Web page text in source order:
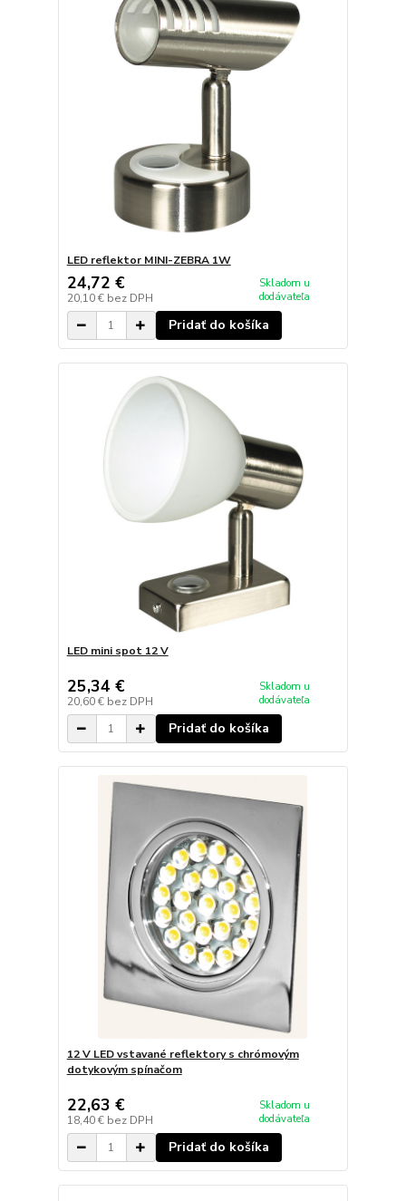
LED reflektor MINI-ZEBRA 1W
24,72 €
20,10 € bez DPH
Skladom u
dodávateľa
Pridať do košíka
LED mini spot 12 V
25,34 €
20,60 € bez DPH
Skladom u
dodávateľa
Pridať do košíka
12 V LED vstavané reflektory s chrómovým
dotykovým spínačom
22,63 €
18,40 € bez DPH
Skladom u
dodávateľa
Pridať do košíka